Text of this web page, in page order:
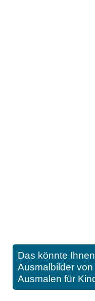
Das könnte
Ausmalbilder
Ausmalen für